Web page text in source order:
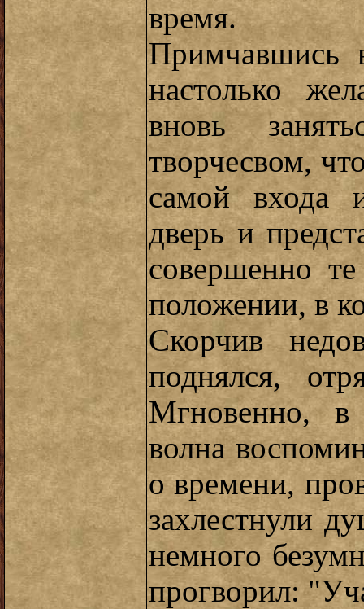
время.
Примчавшись
настолько
вновь
творчесвом,
самой входа
дверь и
совершенно
положении, в
Скорчив
поднялся,
Мгновенно, в
волна
о времени,
захлестнули
немного
прогворил: